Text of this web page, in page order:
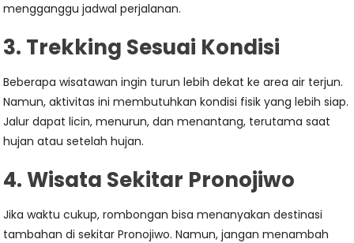
mengganggu jadwal perjalanan.
3. Trekking Sesuai Kondisi
Beberapa wisatawan ingin turun lebih dekat ke area air terjun.
Namun, aktivitas ini membutuhkan kondisi fisik yang lebih siap.
Jalur dapat licin, menurun, dan menantang, terutama saat
hujan atau setelah hujan.
4. Wisata Sekitar Pronojiwo
Jika waktu cukup, rombongan bisa menanyakan destinasi
tambahan di sekitar Pronojiwo. Namun, jangan menambah